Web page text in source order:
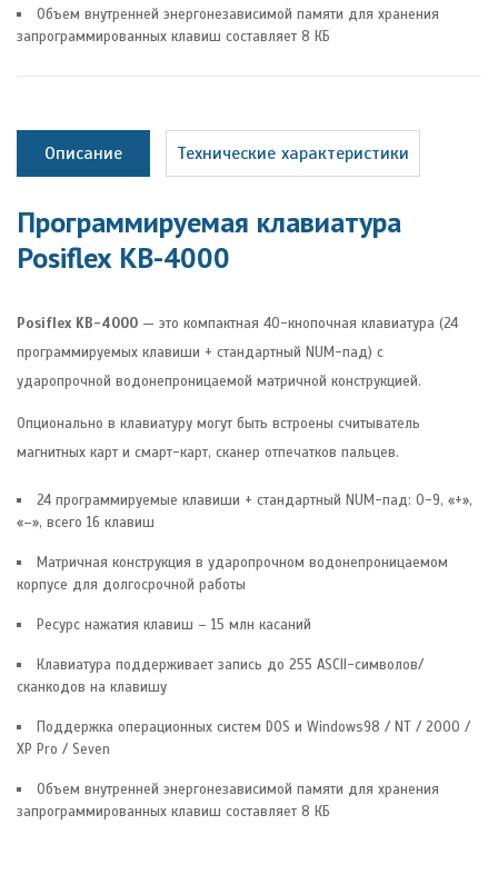
Объем внутренней энергонезависимой памяти для хранения
запрограммированных клавиш составляет 8 КБ
Описание Технические характеристики
Программируемая клавиатура
Posiflex KB-4000
Posiflex KB-4000 — это компактная 40-кнопочная клавиатура (24
программируемых клавиши + стандартный NUM-пад) с
ударопрочной водонепроницаемой матричной конструкцией.
Опционально в клавиатуру могут быть встроены считыватель
магнитных карт и смарт-карт, сканер отпечатков пальцев.
24 программируемые клавиши + стандартный NUM-пад: 0-9, «+»,
«–», всего 16 клавиш
Матричная конструкция в ударопрочном водонепроницаемом
корпусе для долгосрочной работы
Ресурс нажатия клавиш – 15 млн касаний
Клавиатура поддерживает запись до 255 ASCII-символов/
сканкодов на клавишу
Поддержка операционных систем DOS и Windows98 / NT / 2000 /
XP Pro / Seven
Объем внутренней энергонезависимой памяти для хранения
запрограммированных клавиш составляет 8 КБ